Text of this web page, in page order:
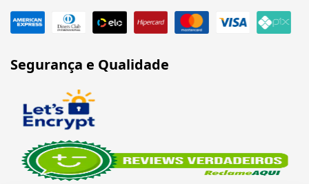
Segurança e Qualidade